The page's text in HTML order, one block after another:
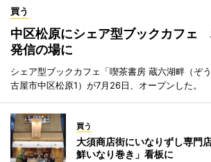
買う
中区松原にシェア型ブックカフェ
発信の場に
シェア型ブックカフェ「喫茶書房 蔵六湖畔（ぞ
古屋市中区松原1）が7月26日、オープンした。
買う
大須商店街にいなりずし専門
鮮いなり巻き」看板に